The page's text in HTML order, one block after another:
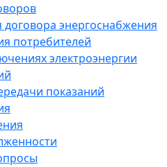
энергоснабжения
потребителей
электроэнергии
показаний